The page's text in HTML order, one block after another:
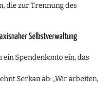
die zur Trennung des
Selbstverwaltung
Spendenkonto ein, das
Serkan ab: „Wir arbeiten,